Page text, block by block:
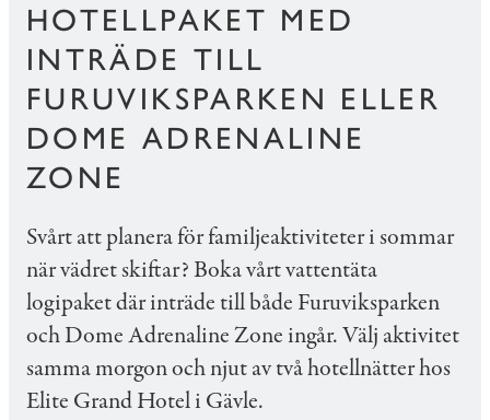
HOTELLPAKET MED
INTRÄDE TILL
FURUVIKSPARKEN ELLER
DOME ADRENALINE
ZONE
Svårt att planera för familjeaktiviteter i sommar
när vädret skiftar? Boka vårt vattentäta
logipaket där inträde till både Furuviksparken
och Dome Adrenaline Zone ingår. Välj aktivitet
samma morgon och njut av två hotellnätter hos
Elite Grand Hotel i Gävle.